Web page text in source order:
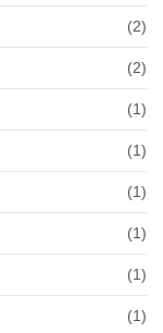
(2)
(2)
(1)
(1)
(1)
(1)
(1)
(1)